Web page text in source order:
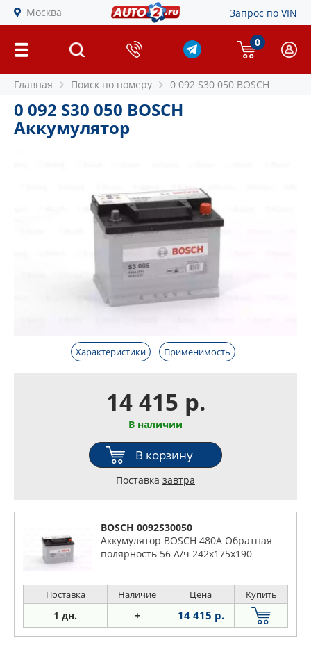
Москва Запрос по VIN
0
Главная Поиск по номеру 0 092 S30 050 BOSCH
0 092 S30 050 BOSCH
Аккумулятор
Характеристики Применимость
14 415 р.
В наличии
В корзину
Поставка завтра
BOSCH 0092S30050
Аккумулятор BOSCH 480A Обратная
полярность 56 А/ч 242x175x190
Поставка Наличие Цена Купить
1 дн. + 14 415 р.